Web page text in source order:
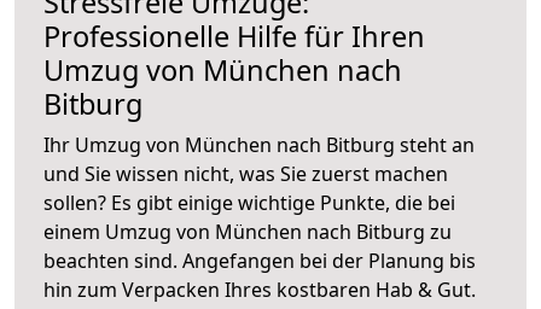
Professionelle Hilfe für Ihren
Umzug von München nach
Bitburg
Ihr Umzug von München nach Bitburg steht an
und Sie wissen nicht, was Sie zuerst machen
sollen? Es gibt einige wichtige Punkte, die bei
einem Umzug von München nach Bitburg zu
beachten sind. Angefangen bei der Planung bis
hin zum Verpacken Ihres kostbaren Hab & Gut.